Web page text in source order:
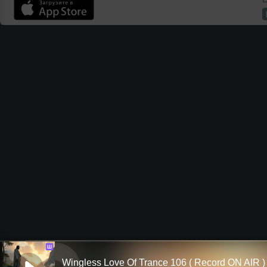
Ш
Wingless Love Of Trance 106 ( Record ON AIR )